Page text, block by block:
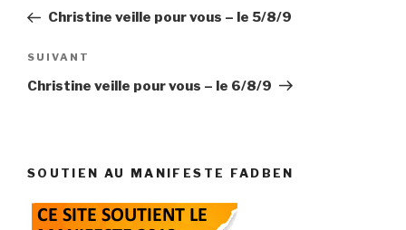
l’article
précédent
Christine veille pour vous – le 5/8/9
Article
suivant
SUIVANT
Christine veille pour vous – le 6/8/9
SOUTIEN AU MANIFESTE FADBEN